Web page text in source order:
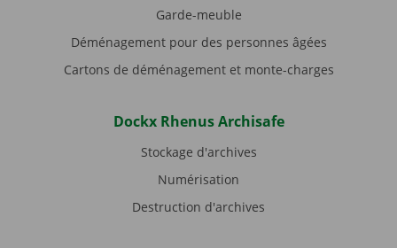
Garde-meuble
Déménagement pour des personnes âgées
Cartons de déménagement et monte-charges
Dockx Rhenus Archisafe
Stockage d'archives
Numérisation
Destruction d'archives